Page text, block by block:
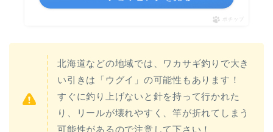
ポチップ
北海道などの地域では、ワカサギ釣りで大き
い引きは「ウグイ」の可能性もあります！
すぐに釣り上げないと針を持って行かれた
り、リールが壊れやすく、竿が折れてしまう
可能性があるので注意して下さい！